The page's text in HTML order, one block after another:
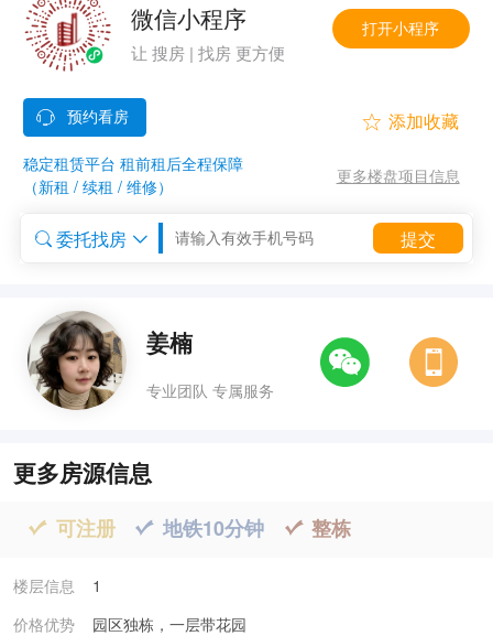

微信小程序
让 搜房 | 找房 更方便
打开小程序
稳定租赁平台 租前租后全程保障
（新租 / 续租 / 维修）

更多楼盘项目信息
 委托找房  提交
姜楠
专业团队 专属服务
更多房源信息
 可注册  地铁10分钟  整栋
楼层信息
1
价格优势
园区独栋，一层带花园